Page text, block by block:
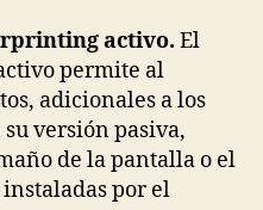
activo. El
permite al
adicionales a los
versión pasiva,
de la pantalla o el
por el